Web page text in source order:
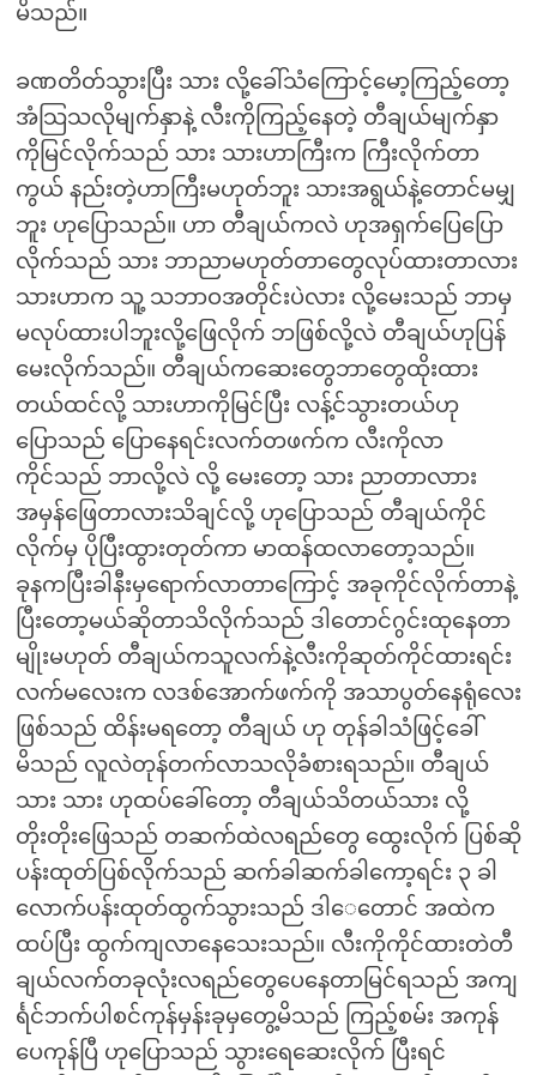
မိသည်။
ခဏတိတ်သွားပြီး သား လို့ခေါ်သံကြောင့်မော့ကြည့်တော့
အံသြသလိုမျက်နှာနဲ့ လီးကိုကြည့်နေတဲ့ တီချယ်မျက်နှာ
ကိုမြင်လိုက်သည် သား သားဟာကြီးက ကြီးလိုက်တာ
ကွယ် နည်းတဲ့ဟာကြီးမဟုတ်ဘူး သားအရွယ်နဲ့တောင်မမျှ
ဘူး ဟုပြောသည်။ ဟာ တီချယ်ကလဲ ဟုအရှက်ပြေပြော
လိုက်သည် သား ဘာညာမဟုတ်တာတွေလုပ်ထားတာလား
သားဟာက သူ့ သဘာဝအတိုင်းပဲလား လို့မေးသည် ဘာမှ
မလုပ်ထားပါဘူးလို့ဖြေလိုက် ဘဖြစ်လို့လဲ တီချယ်ဟုပြန်
မေးလိုက်သည်။ တီချယ်ကဆေးတွေဘာတွေထိုးထား
တယ်ထင်လို့ သားဟာကိုမြင်ပြီး လန့်င်သွားတယ်ဟု
ပြောသည် ပြောနေရင်းလက်တဖက်က လီးကိုလာ
ကိုင်သည် ဘာလို့လဲ လို့ မေးတော့ သား ညာတာလာား
အမှန်ဖြေတာလားသိချင်လို့ ဟုပြောသည် တီချယ်ကိုင်
လိုက်မှ ပိုပြီးထွားတုတ်ကာ မာထန်ထလာတော့သည်။
ခုနကပြီးခါနီးမှရောက်လာတာကြောင့် အခုကိုင်လိုက်တာနဲ့
ပြီးတော့မယ်ဆိုတာသိလိုက်သည် ဒါတောင်ဂွင်းထုနေတာ
မျိုးမဟုတ် တီချယ်ကသူလက်နဲ့လီးကိုဆုတ်ကိုင်ထားရင်း
လက်မလေးက လဒစ်အောက်ဖက်ကို အသာပွတ်နေရုံလေး
ဖြစ်သည် ထိန်းမရတော့ တီချယ် ဟု တုန်ခါသံဖြင့်ခေါ်
မိသည် လူလဲတုန်တက်လာသလိုခံစားရသည်။ တီချယ်
သား သား ဟုထပ်ခေါ်တော့ တီချယ်သိတယ်သား လို့
တိုးတိုးဖြေသည် တဆက်ထဲလရည်တွေ ထွေးလိုက် ပြစ်ဆို
ပန်းထုတ်ပြစ်လိုက်သည် ဆက်ခါဆက်ခါကော့ရင်း ၃ ခါ
လောက်ပန်းထုတ်ထွက်သွားသည် ဒါေတောင် အထဲက
ထပ်ပြီး ထွက်ကျလာနေသေးသည်။ လီးကိုကိုင်ထားတဲတီ
ချယ်လက်တခုလုံးလရည်တွေပေနေတာမြင်ရသည် အကျ
င်္ရင်ဘက်ပါစင်ကုန်မှန်းခုမှတွေ့မိသည် ကြည့်စမ်း အကုန်
ပေကုန်ပြီ ဟုပြောသည် သွားရေဆေးလိုက် ပြီးရင်